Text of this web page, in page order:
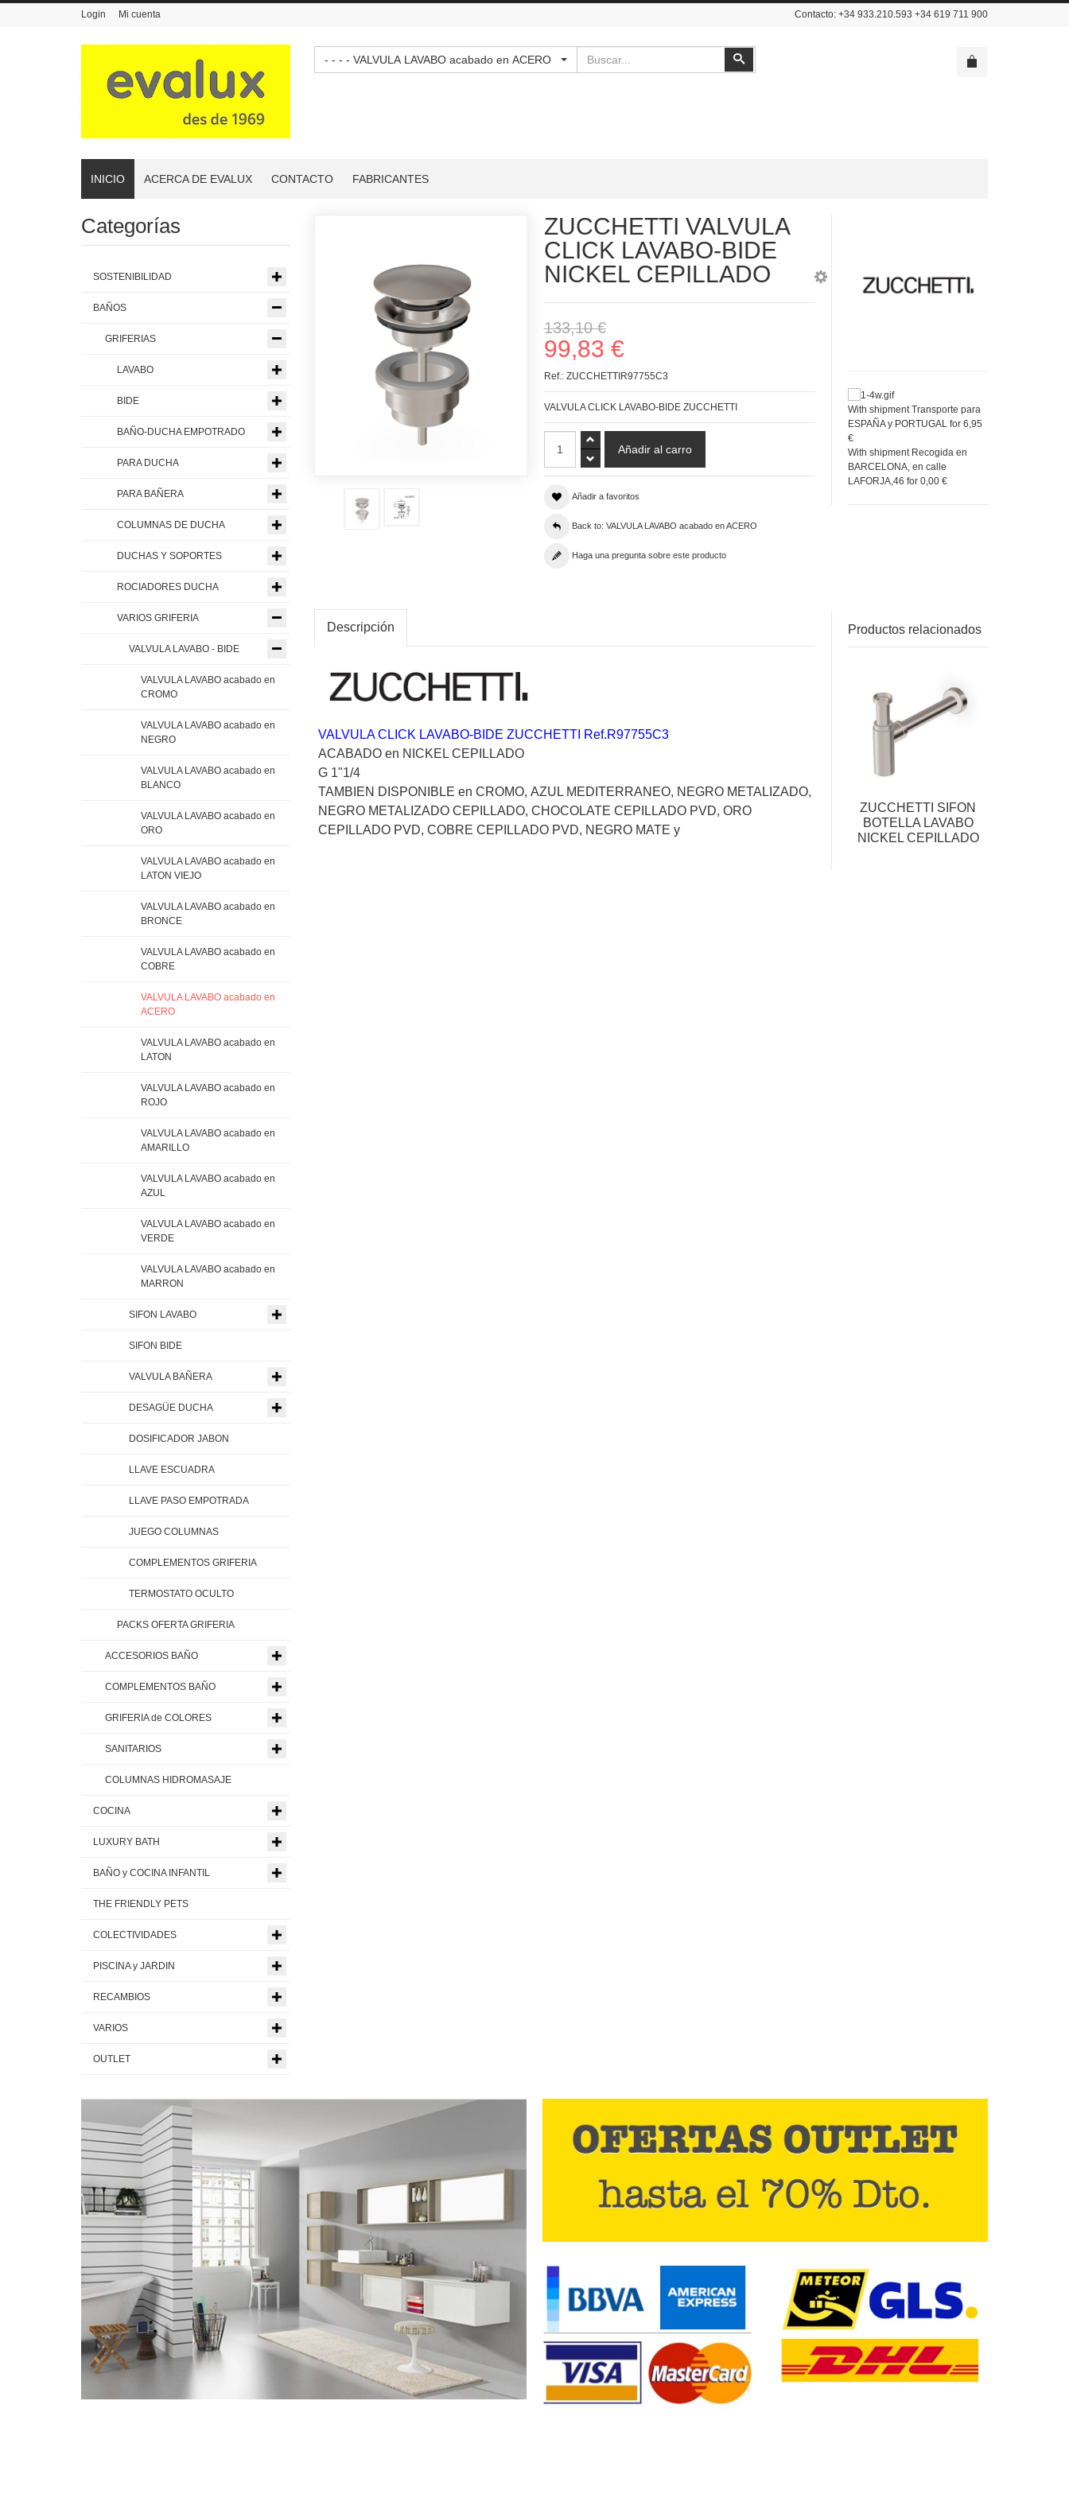
Login Mi cuenta Contacto: +34 933.210.593 +34 619 711 900
- - - - VALVULA LAVABO acabado en ACERO Buscar
INICIO ACERCA DE EVALUX CONTACTO FABRICANTES
ZUCCHETTI VALVULA
CLICK LAVABO-BIDE
NICKEL CEPILLADO
133,10 €
99,83 €
Ref.: ZUCCHETTIR97755C3
VALVULA CLICK LAVABO-BIDE ZUCCHETTI
Añadir a favoritos
Back to: VALVULA LAVABO acabado en ACERO
Haga una pregunta sobre este producto
With shipment Transporte para
ESPAÑA y PORTUGAL for 6,95
€
With shipment Recogida en
BARCELONA, en calle
LAFORJA,46 for 0,00 €
Descripción
VALVULA CLICK LAVABO-BIDE ZUCCHETTI Ref.R97755C3
ACABADO en NICKEL CEPILLADO
G 1"1/4
TAMBIEN DISPONIBLE en CROMO, AZUL MEDITERRANEO, NEGRO METALIZADO,
NEGRO METALIZADO CEPILLADO, CHOCOLATE CEPILLADO PVD, ORO
CEPILLADO PVD, COBRE CEPILLADO PVD, NEGRO MATE y
Productos relacionados
ZUCCHETTI SIFON
BOTELLA LAVABO
NICKEL CEPILLADO
Categorías
SOSTENIBILIDAD
BAÑOS
GRIFERIAS
LAVABO
BIDE
BAÑO-DUCHA EMPOTRADO
PARA DUCHA
PARA BAÑERA
COLUMNAS DE DUCHA
DUCHAS Y SOPORTES
ROCIADORES DUCHA
VARIOS GRIFERIA
VALVULA LAVABO - BIDE
VALVULA LAVABO acabado en
CROMO
VALVULA LAVABO acabado en
NEGRO
VALVULA LAVABO acabado en
BLANCO
VALVULA LAVABO acabado en
ORO
VALVULA LAVABO acabado en
LATON VIEJO
VALVULA LAVABO acabado en
BRONCE
VALVULA LAVABO acabado en
COBRE
VALVULA LAVABO acabado en
ACERO
VALVULA LAVABO acabado en
LATON
VALVULA LAVABO acabado en
ROJO
VALVULA LAVABO acabado en
AMARILLO
VALVULA LAVABO acabado en
AZUL
VALVULA LAVABO acabado en
VERDE
VALVULA LAVABO acabado en
MARRON
SIFON LAVABO
SIFON BIDE
VALVULA BAÑERA
DESAGÜE DUCHA
DOSIFICADOR JABON
LLAVE ESCUADRA
LLAVE PASO EMPOTRADA
JUEGO COLUMNAS
COMPLEMENTOS GRIFERIA
TERMOSTATO OCULTO
PACKS OFERTA GRIFERIA
ACCESORIOS BAÑO
COMPLEMENTOS BAÑO
GRIFERIA de COLORES
SANITARIOS
COLUMNAS HIDROMASAJE
COCINA
LUXURY BATH
BAÑO y COCINA INFANTIL
THE FRIENDLY PETS
COLECTIVIDADES
PISCINA y JARDIN
RECAMBIOS
VARIOS
OUTLET